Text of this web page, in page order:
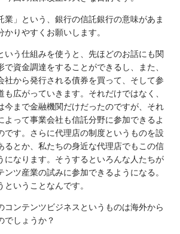
業」という、銀行の信託銀行の意味があま
かりやすくお願いします。
いう仕組みを使うと、先ほどのお話にも関
資金調達をすることができるし、また、
社から発行される債券を買って、そして参
も広がっていきます。それだけではなく、
今まで金融機関だけだったのですが、それ
よって事業会社も信託分野に参加できるよ
です。さらに代理店の制度というものを設
るとか、私たちの身近な代理店でもこの信
になります。そうするといろんな人たちが
ツ産業の試みに参加できるようになる。
いうことなんです。
コンテンツビジネスというものは海外から
でしょうか？